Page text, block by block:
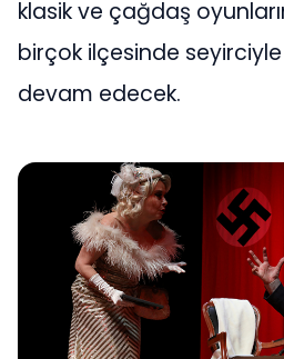
klasik ve çağdaş
birçok ilçesinde
devam edecek.